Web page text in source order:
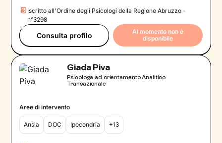
Iscritto all'Ordine degli Psicologi della Regione Abruzzo -
n°3298
Consulta profilo
Al momento non è
disponibile
Giada Piva
Psicologa ad orientamento Analitico
Transazionale
Aree di intervento
Ansia DOC Ipocondria +13